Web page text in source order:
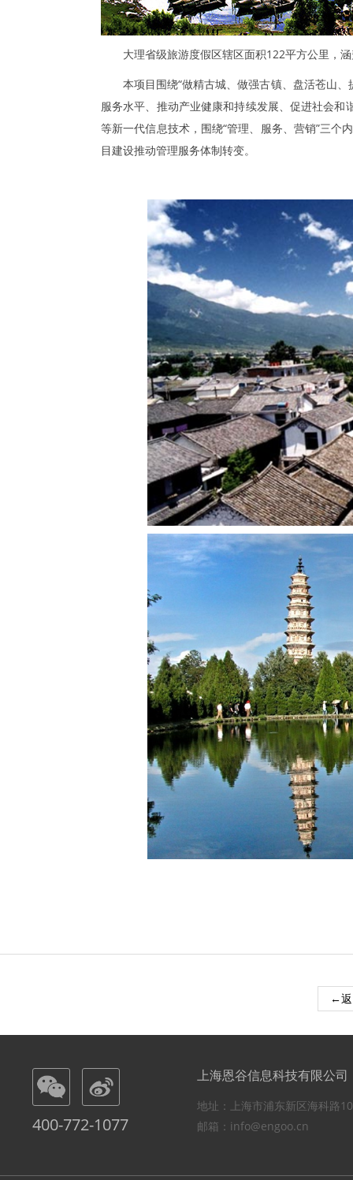
大理省级旅游度假区辖区面积122平方公里，
本项目围绕“做精古城、做强古镇、盘活苍山
服务水平、推动产业健康和持续发展、促进社会
等新一代信息技术，围绕“管理、服务、营销”三个
目建设推动管理服务体制转变。
←
400-772-1077
上海恩谷信息科技有限公司
地址：上海市浦东新区海科路
邮箱：info@engoo.cn